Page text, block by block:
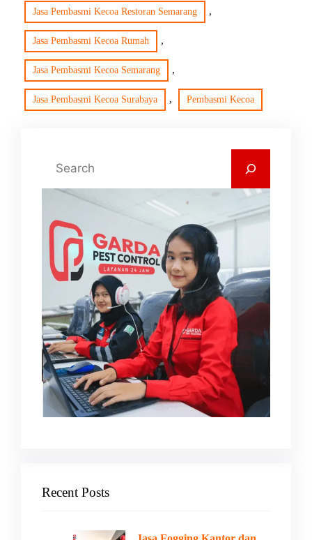
Jasa Pembasmi Kecoa Restoran Semarang ,
Jasa Pembasmi Kecoa Rumah ,
Jasa Pembasmi Kecoa Semarang ,
Jasa Pembasmi Kecoa Surabaya , Pembasmi Kecoa
Recent Posts